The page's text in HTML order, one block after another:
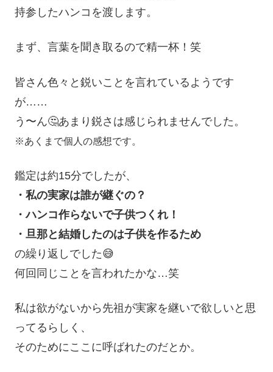
持参したハンコを渡します。
まず、言葉を聞き取るので精一杯！笑
皆さん色々と鋭いことを言れているようです
が……
う〜ん🤔あまり鋭さは感じられませんでした。
※あくまで個人の感想です。
鑑定は約15分でしたが、
・私の実家は誰が継ぐの？
・ハンコ作らないで子供つくれ！
・旦那と結婚したのは子供を作るため
の繰り返しでした😅
何回同じことを言われたかな…笑
私は欲がないから先祖が実家を継いで欲しいと思
ってるらしく、
そのためにここに呼ばれたのだとか。